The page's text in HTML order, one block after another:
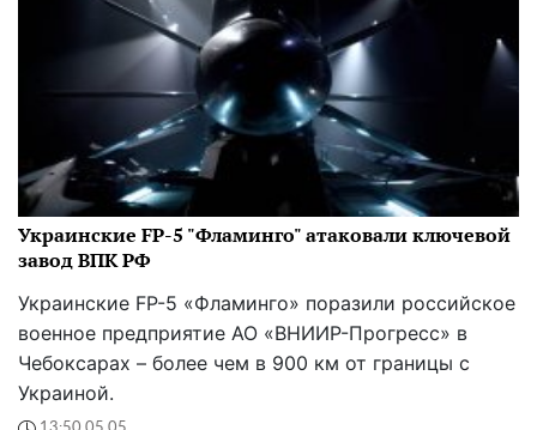
Украинские FP-5 "Фламинго" атаковали ключевой
завод ВПК РФ
Украинские FP-5 «Фламинго» поразили российское
военное предприятие АО «ВНИИР-Прогресс» в
Чебоксарах – более чем в 900 км от границы с
Украиной.